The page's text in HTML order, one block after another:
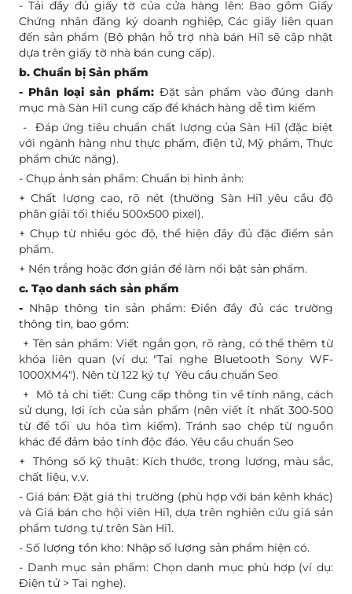
- Tải đầy đủ giấy tờ của cửa hàng lên: Bao gồm Giấy
Chứng nhận đăng ký doanh nghiệp, Các giấy liên quan
đến sản phẩm (Bộ phận hỗ trợ nhà bán Hi1 sẽ cập nhật
dựa trên giấy tờ nhà bán cung cấp).
b. Chuẩn bị Sản phẩm
- Phân loại sản phẩm:Đặt sản phẩm vào đúng danh
mục mà Sàn Hi1 cung cấp để khách hàng dễ tìm kiếm
- Đáp ứng tiêu chuẩn chất lượng của Sàn Hi1 (đặc biệt
với ngành hàng như thực phẩm, điện tử, Mỹ phẩm, Thực
phẩm chức năng).
- Chụp ảnh sản phẩm: Chuẩn bị hình ảnh:
+ Chất lượng cao, rõ nét (thường Sàn Hi1 yêu cầu độ
phân giải tối thiểu 500x500 pixel).
+ Chụp từ nhiều góc độ, thể hiện đầy đủ đặc điểm sản
phẩm.
+ Nền trắng hoặc đơn giản để làm nổi bật sản phẩm.
c. Tạo danh sách sản phẩm
- Nhập thông tin sản phẩm: Điền đầy đủ các trường
thông tin, bao gồm:
+ Tên sản phẩm: Viết ngắn gọn, rõ ràng, có thể thêm từ
khóa liên quan (ví dụ: "Tai nghe Bluetooth Sony WF-
1000XM4"). Nên từ 122 ký tự Yêu cầu chuẩn Seo
+ Mô tả chi tiết: Cung cấp thông tin về tính năng, cách
sử dụng, lợi ích của sản phẩm (nên viết ít nhất 300-500
từ để tối ưu hóa tìm kiếm). Tránh sao chép từ nguồn
khác để đảm bảo tính độc đáo. Yêu cầu chuẩn Seo
+ Thông số kỹ thuật: Kích thước, trọng lượng, màu sắc,
chất liệu, v.v.
- Giá bán: Đặt giá thị trường (phù hợp với bán kênh khác)
và Giá bán cho hội viên Hi1, dựa trên nghiên cứu giá sản
phẩm tương tự trên Sàn Hi1.
- Số lượng tồn kho: Nhập số lượng sản phẩm hiện có.
- Danh mục sản phẩm: Chọn danh mục phù hợp (ví dụ:
Điện tử > Tai nghe).